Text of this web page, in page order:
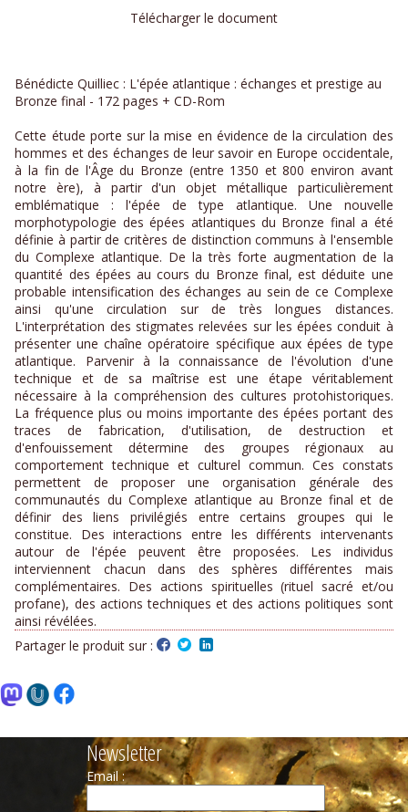
Télécharger le document
Bénédicte Quilliec : L'épée atlantique : échanges et prestige au
Bronze final - 172 pages + CD-Rom
Cette étude porte sur la mise en évidence de la circulation des
hommes et des échanges de leur savoir en Europe occidentale,
à la fin de l'Âge du Bronze (entre 1350 et 800 environ avant
notre ère), à partir d'un objet métallique particulièrement
emblématique : l'épée de type atlantique. Une nouvelle
morphotypologie des épées atlantiques du Bronze final a été
définie à partir de critères de distinction communs à l'ensemble
du Complexe atlantique. De la très forte augmentation de la
quantité des épées au cours du Bronze final, est déduite une
probable intensification des échanges au sein de ce Complexe
ainsi qu'une circulation sur de très longues distances.
L'interprétation des stigmates relevées sur les épées conduit à
présenter une chaîne opératoire spécifique aux épées de type
atlantique. Parvenir à la connaissance de l'évolution d'une
technique et de sa maîtrise est une étape véritablement
nécessaire à la compréhension des cultures protohistoriques.
La fréquence plus ou moins importante des épées portant des
traces de fabrication, d'utilisation, de destruction et
d'enfouissement détermine des groupes régionaux au
comportement technique et culturel commun. Ces constats
permettent de proposer une organisation générale des
communautés du Complexe atlantique au Bronze final et de
définir des liens privilégiés entre certains groupes qui le
constitue. Des interactions entre les différents intervenants
autour de l'épée peuvent être proposées. Les individus
interviennent chacun dans des sphères différentes mais
complémentaires. Des actions spirituelles (rituel sacré et/ou
profane), des actions techniques et des actions politiques sont
ainsi révélées.
Partager le produit sur :
Newsletter
Email :